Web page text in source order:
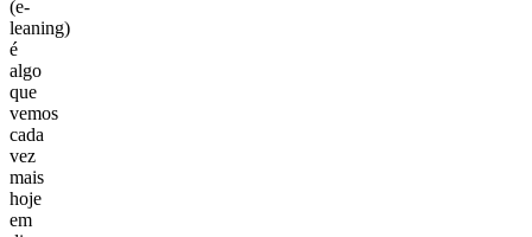
(e-
leaning)
é
algo
que
vemos
cada
vez
mais
hoje
em